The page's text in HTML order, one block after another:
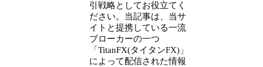
引戦略としてお役立てく
ださい。当記事は、当サ
イトと提携している一流
ブローカーの一つ
「TitanFX(タイタンFX)」
によって配信された情報